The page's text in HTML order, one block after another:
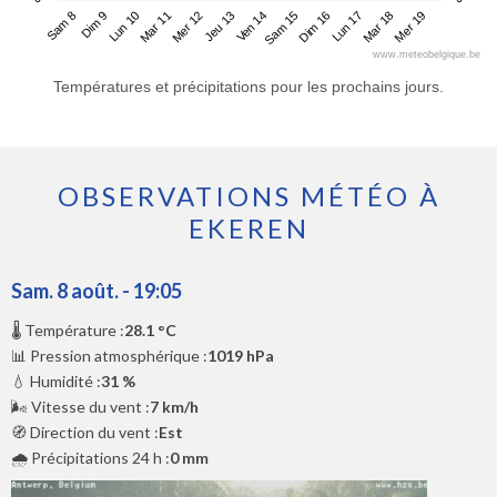
Sam 8Dim 9Lun 10Mar 11Mer 12Jeu 13Ven 14Sam 15Dim 16Lun 17Mar 18Mer 19
www.meteobelgique.be
Températures et précipitations pour les prochains jours.
OBSERVATIONS MÉTÉO À
EKEREN
Sam. 8 août. - 19:05
🌡️ Température :28.1 °C
📊 Pression atmosphérique :1019 hPa
💧 Humidité :31 %
🌬️ Vitesse du vent :7 km/h
🧭 Direction du vent :Est
🌧️ Précipitations 24 h :0 mm